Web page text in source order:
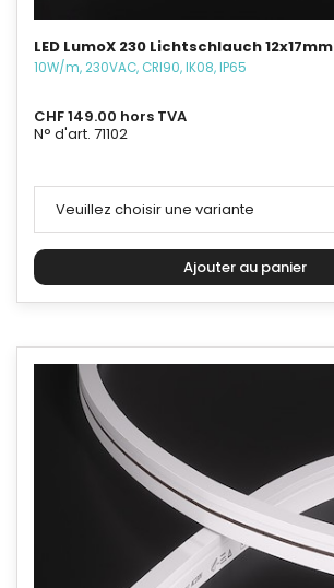
LED LumoX 230 Lichtschlauch 12x17mm
10W/m, 230VAC, CRI90, IK08, IP65
CHF 149.00 hors TVA
N° d'art. 71102